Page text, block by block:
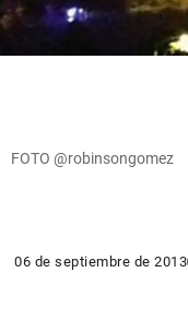
FOTO @robinsongomez
06 de septiembre de 2013